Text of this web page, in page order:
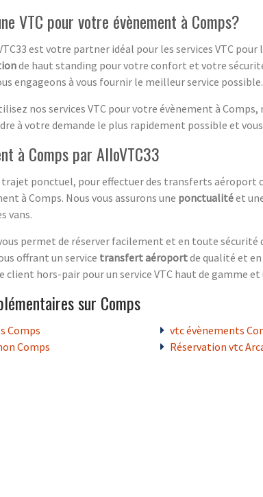
VTC pour votre évènement à Comps?
est votre partner idéal pour les services VTC
de haut standing pour votre confort et votre
engageons à vous fournir le meilleur service possible.
nos services VTC pour votre évènement à
à votre demande le plus rapidement possible et
à Comps par AlloVTC33
trajet ponctuel, pour effectuer des transferts
à Comps. Nous vous assurons une ponctualitéet
vans.
permet de réserver facilement et en toute sécurité
offrant un service transfert aéroportde qualité et
client hors-pair pour un service VTC haut de gamme
sur Comps
Comps
Comps
vtc évènements
Réservation vtc